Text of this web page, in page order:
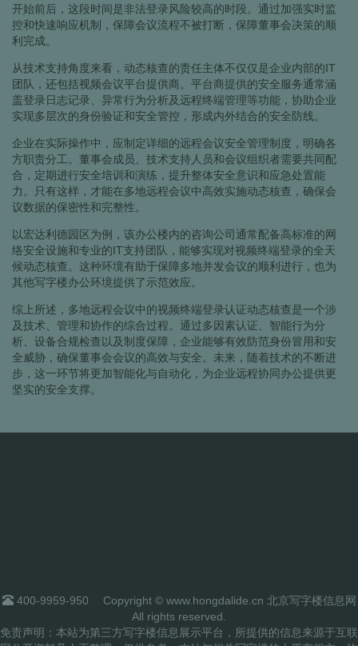
开始前后，这段时间是非法登录风险较高的时段。通过加强实时监
控和快速响应机制，保障会议流程不被打断，保障董事会决策的顺
利完成。
从技术支持角度来看，动态核查的责任主体不仅仅是企业内部的IT
团队，还包括视频会议平台提供商。平台商提供的安全服务通常涵
盖登录日志记录、异常行为分析及远程终端管理等功能，协助企业
实现多层次的身份验证和安全管控，形成内外结合的安全防线。
企业在实际操作中，应制定详细的远程会议安全管理制度，明确各
方职责分工。董事会成员、技术支持人员和会议组织者需要共同配
合，定期进行安全培训和演练，提升整体安全意识和应急处置能
力。只有这样，才能在多地远程会议中高效实施动态核查，确保会
议数据的保密性和完整性。
以宏达利德园区为例，该办公楼内的咨询公司通常配备高标准的网
络安全设施和专业的IT支持团队，能够实现对视频终端登录的全天
候动态核查。这种环境有助于保障多地并发会议的顺利进行，也为
其他写字楼办公环境提供了示范效应。
综上所述，多地远程会议中的视频终端登录认证动态核查是一个涉
及技术、管理和协作的综合过程。通过多因素认证、智能行为分
析、设备合规检查以及制度保障，企业能够有效防范身份冒用和安
全威胁，确保董事会会议的高效与安全。未来，随着技术的不断进
步，这一环节将更加智能化与自动化，为企业远程协同办公提供更
坚实的安全支撑。
400-9959-950
Copyright © www.hongdalide.cn 北京写字楼信息网
All rights reserved.
免责声明：本站为第三方写字楼信息展示平台，所提供的信息来源于互联